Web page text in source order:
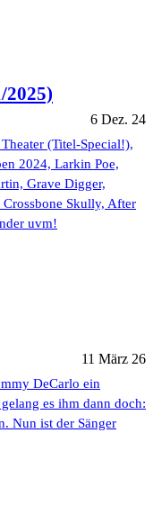
2025)
6 Dez. 24
(Titel-Special!),
2024, Larkin Poe,
Grave Digger,
Skully, After
uvm!
11 März 26
DeCarlo ein
es ihm dann doch:
Nun ist der Sänger